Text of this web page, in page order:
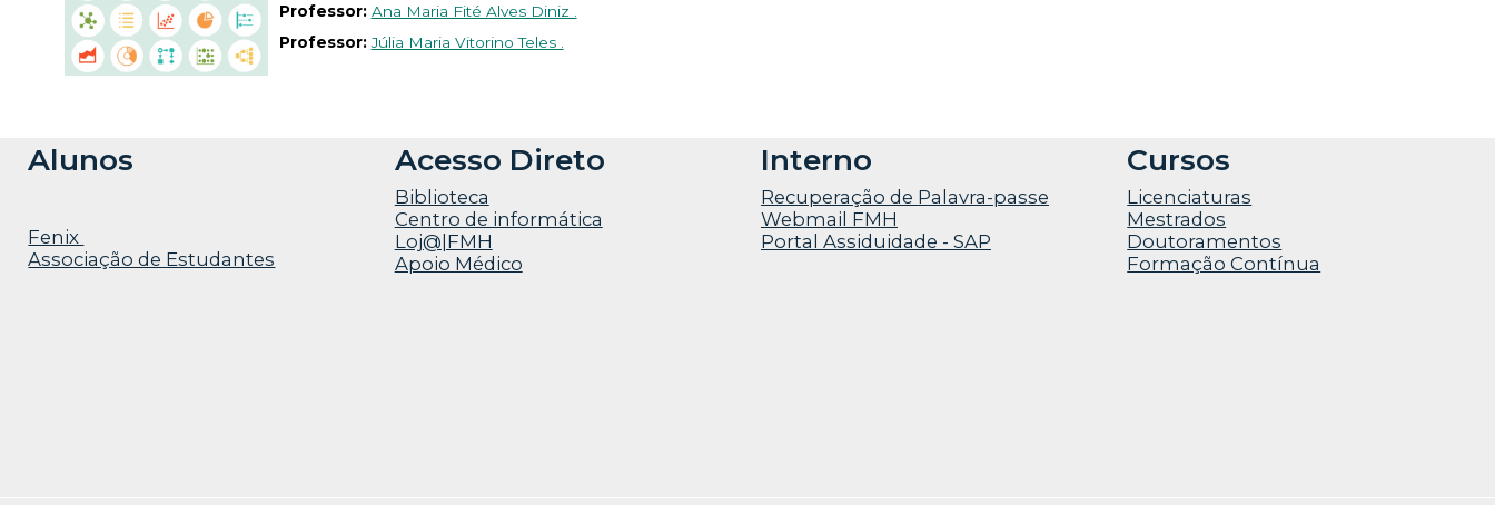
Professor: Ana Maria Fité Alves Diniz .
Professor:Júlia Maria Vitorino Teles .
Alunos
Fenix
Associação de Estudantes
Acesso Direto
Biblioteca
Centro de informática
Loj@|FMH
Apoio Médico
Interno
Recuperação de Palavra-passe
Webmail FMH
Portal Assiduidade - SAP
Cursos
Licenciaturas
Mestrados
Doutoramentos
Formação Contínua